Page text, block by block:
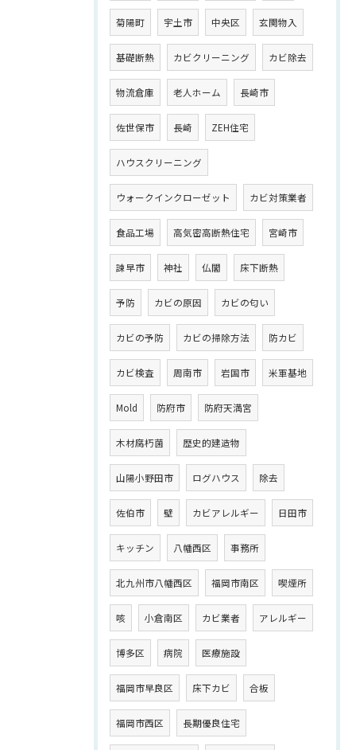
菊陽町 宇土市 中央区 玄関物入
基礎断熱 カビクリーニング カビ除去
物流倉庫 老人ホーム 長崎市
佐世保市 長崎 ZEH住宅
ハウスクリーニング
ウォークインクローゼット カビ対策業者
食品工場 高気密高断熱住宅 宮崎市
諫早市 神社 仏閣 床下断熱
予防 カビの原因 カビの匂い
カビの予防 カビの掃除方法 防カビ
カビ検査 周南市 岩国市 米軍基地
Mold 防府市 防府天満宮
木材腐朽菌 歴史的建造物
山陽小野田市 ログハウス 除去
佐伯市 壁 カビアレルギー 日田市
キッチン 八幡西区 事務所
北九州市八幡西区 福岡市南区 喫煙所
咳 小倉南区 カビ業者 アレルギー
博多区 病院 医療施設
福岡市早良区 床下カビ 合板
福岡市西区 長期優良住宅